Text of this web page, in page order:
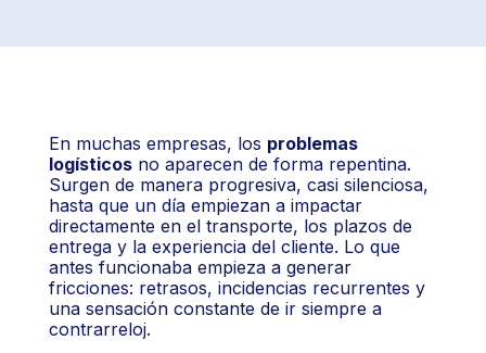
En muchas empresas, los problemas
logísticosno aparecen de forma repentina.
Surgen de manera progresiva, casi silenciosa,
hasta que un día empiezan a impactar
directamente en el transporte, los plazos de
entrega y la experiencia del cliente. Lo que
antes funcionaba empieza a generar
fricciones: retrasos, incidencias recurrentes y
una sensación constante de ir siempre a
contrarreloj.